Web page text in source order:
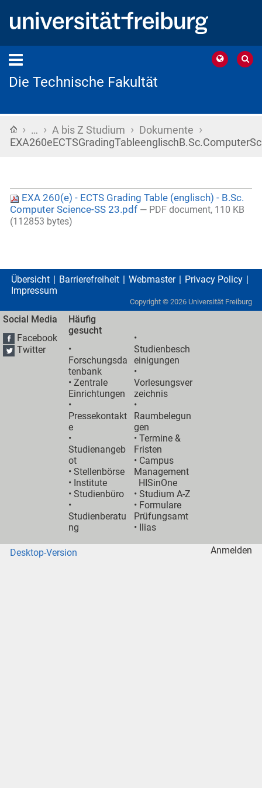
Die Technische Fakultät
Startseite
› … › A bis Z Studium › Dokumente ›
EXA 260(e) - ECTS Grading Table (englisch) - B.Sc.
Computer Science-SS 23.pdf — PDF document, 110 KB
(112853 bytes)
Übersicht Barrierefreiheit Webmaster
Privacy Policy
Impressum
Copyright © 2026 Universität Freiburg
Social Media
Facebook
Twitter
Häufig
gesucht
•
Forschungsda
tenbank
•Zentrale
Einrichtungen
•
Pressekontakt
e
•
Studienangeb
ot
•Stellenbörse
• Institute
•Studienbüro
•
Studienberatu
ng
•
Studienbesch
einigungen
•
Vorlesungsver
zeichnis
•
Raumbelegun
gen
•Termine &
Fristen
• Campus
Management
HISinOne
•Studium A-Z
• Formulare
Prüfungsamt
• Ilias
Desktop-Version Anmelden